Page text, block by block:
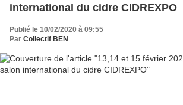
international du cidre CIDREXPO
Publié le 10/02/2020 à 09:55
Par Collectif BEN